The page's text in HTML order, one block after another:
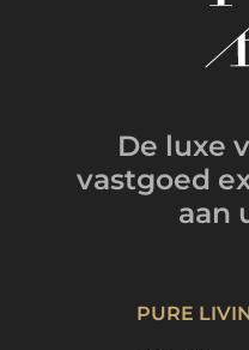
De luxe
vastgoed
aan
PURE